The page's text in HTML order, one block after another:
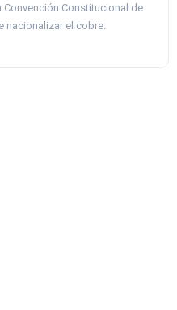
Constitucional de
nacionalizar el cobre.